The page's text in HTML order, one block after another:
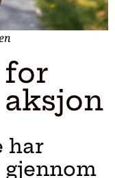
har
gjennom